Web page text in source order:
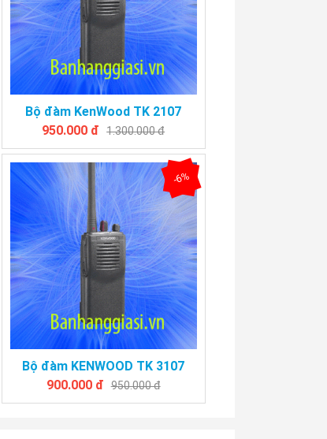
Bộ đàm KenWood TK 2107
950.000 đ 1.300.000 đ
Bộ đàm KENWOOD TK 3107
-6%
900.000 đ 950.000 đ